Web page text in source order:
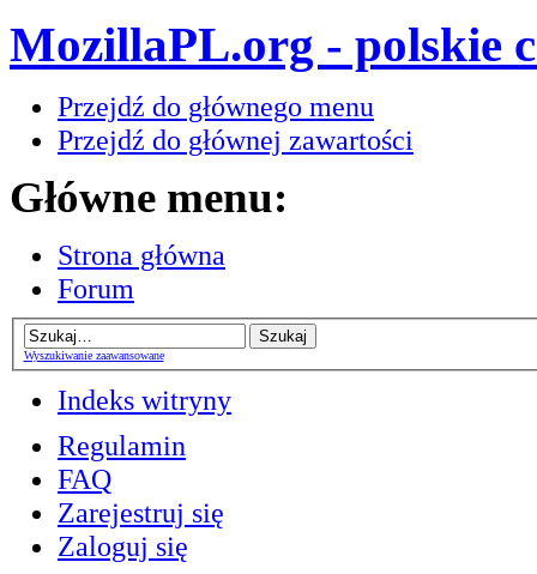
MozillaPL.org - polskie
Przejdź do głównego menu
Przejdź do głównej zawartości
Główne menu:
Strona główna
Forum
Wyszukiwanie zaawansowane
Indeks witryny
Regulamin
FAQ
Zarejestruj się
Zaloguj się